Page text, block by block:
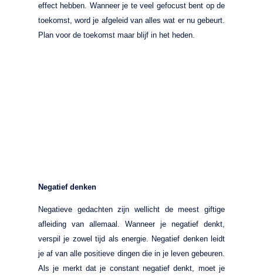
effect hebben. Wanneer je te veel gefocust bent op de
toekomst, word je afgeleid van alles wat er nu gebeurt.
Plan voor de toekomst maar blijf in het heden.
Negatief denken
Negatieve gedachten zijn wellicht de meest giftige
afleiding van allemaal. Wanneer je negatief denkt,
verspil je zowel tijd als energie. Negatief denken leidt
je af van alle positieve dingen die in je leven gebeuren.
Als je merkt dat je constant negatief denkt, moet je